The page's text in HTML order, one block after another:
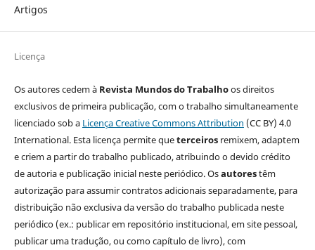
Artigos
Licença
Os autores cedem à Revista Mundos do Trabalhoos direitos
exclusivos de primeira publicação, com o trabalho simultaneamente
licenciado sob a Licença Creative Commons Attribution (CC BY) 4.0
International. Esta licença permite queterceirosremixem, adaptem
e criem a partir do trabalho publicado, atribuindo o devido crédito
de autoria e publicação inicial neste periódico. Osautorestêm
autorização para assumir contratos adicionais separadamente, para
distribuição não exclusiva da versão do trabalho publicada neste
periódico (ex.: publicar em repositório institucional, em site pessoal,
publicar uma tradução, ou como capítulo de livro), com